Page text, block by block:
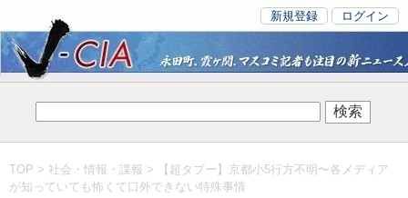
新規登録 ログイン
TOP > 社会・情報・諜報 > 【超タブー】京都小5行方不明〜各メディア
が知っていても怖くて口外できない特殊事情